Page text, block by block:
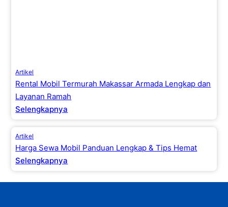
Artikel
Rental Mobil Termurah Makassar Armada Lengkap dan
Layanan Ramah
Selengkapnya
Artikel
Harga Sewa Mobil Panduan Lengkap & Tips Hemat
Selengkapnya